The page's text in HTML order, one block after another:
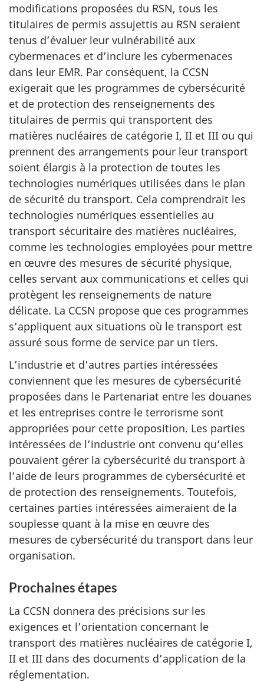
modifications proposées du RSN, tous les
titulaires de permis assujettis au RSN seraient
tenus d’évaluer leur vulnérabilité aux
cybermenaces et d’inclure les cybermenaces
dans leur EMR. Par conséquent, la CCSN
exigerait que les programmes de cybersécurité
et de protection des renseignements des
titulaires de permis qui transportent des
matières nucléaires de catégorie I, II et III ou qui
prennent des arrangements pour leur transport
soient élargis à la protection de toutes les
technologies numériques utilisées dans le plan
de sécurité du transport. Cela comprendrait les
technologies numériques essentielles au
transport sécuritaire des matières nucléaires,
comme les technologies employées pour mettre
en œuvre des mesures de sécurité physique,
celles servant aux communications et celles qui
protègent les renseignements de nature
délicate. La CCSN propose que ces programmes
s’appliquent aux situations où le transport est
assuré sous forme de service par un tiers.
L’industrie et d’autres parties intéressées
conviennent que les mesures de cybersécurité
proposées dans le Partenariat entre les douanes
et les entreprises contre le terrorisme sont
appropriées pour cette proposition. Les parties
intéressées de l’industrie ont convenu qu’elles
pouvaient gérer la cybersécurité du transport à
l’aide de leurs programmes de cybersécurité et
de protection des renseignements. Toutefois,
certaines parties intéressées aimeraient de la
souplesse quant à la mise en œuvre des
mesures de cybersécurité du transport dans leur
organisation.
Prochaines étapes
La CCSN donnera des précisions sur les
exigences et l’orientation concernant le
transport des matières nucléaires de catégorie I,
II et III dans des documents d’application de la
réglementation.